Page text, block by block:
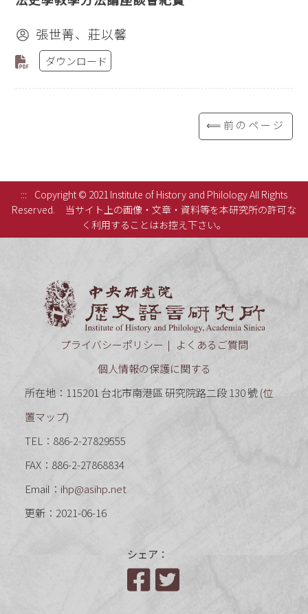
張世菁、莊以馨
ダウンロード
⟸前のページ
:::
Copyright © 2021 Institute of History and Philology All Rights
Reserved.
当サイト上の画像・文章・資料等を本研究所の許可な
く利用することはお控え下さい。
プライバシーポリシー
よくあるご質問
個人情報の保護に関する
所在地：115201 台北市南港區 研究院路二段 130 號 (位
置マップ)
TEL：886-2-27829555
FAX：886-2-27868834
Email： ihp@asihp.net
更新：2021-06-16
シェア：
Facebook